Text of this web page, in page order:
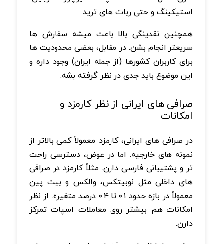
استیکینگ و حتی ربات های ترید.
همچنین نقدینگی بالا باعث میشه سفارش ها
سریعتر انجام بشن. در مقابل، بعضی محدودیت ها
برای کاربران کشورها (از جمله ایران) وجود داره و
این موضوع باید جدی در نظر گرفته بشه.
صرافی های ایرانی از نظر کارمزد و
امکانات
در صرافی های ایرانی، کارمزد معمولاً کمی بالاتر از
نمونه های خارجیه. اما در عوض، دسترسی راحت
تر و پشتیبانی فارسی دارن. مثلاً کارمزد در صرافی
های داخلی مثل نوبیتکس، والکس و بیت پین
معمولاً در بازه حدود ۰.۱ تا ۰.۴ درصد متغیره. از نظر
امکانات هم بیشتر روی معاملات اسپات تمرکز
دارن.